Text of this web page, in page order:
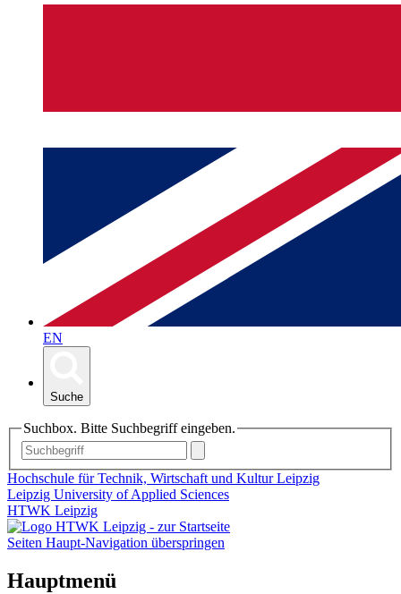
EN
Suche
Suchbox. Bitte Suchbegriff eingeben.
Hochschule für Technik, Wirtschaft und Kultur Leipzig
Leipzig University of Applied Sciences
HTWK Leipzig
Seiten Haupt-Navigation überspringen
Hauptmenü